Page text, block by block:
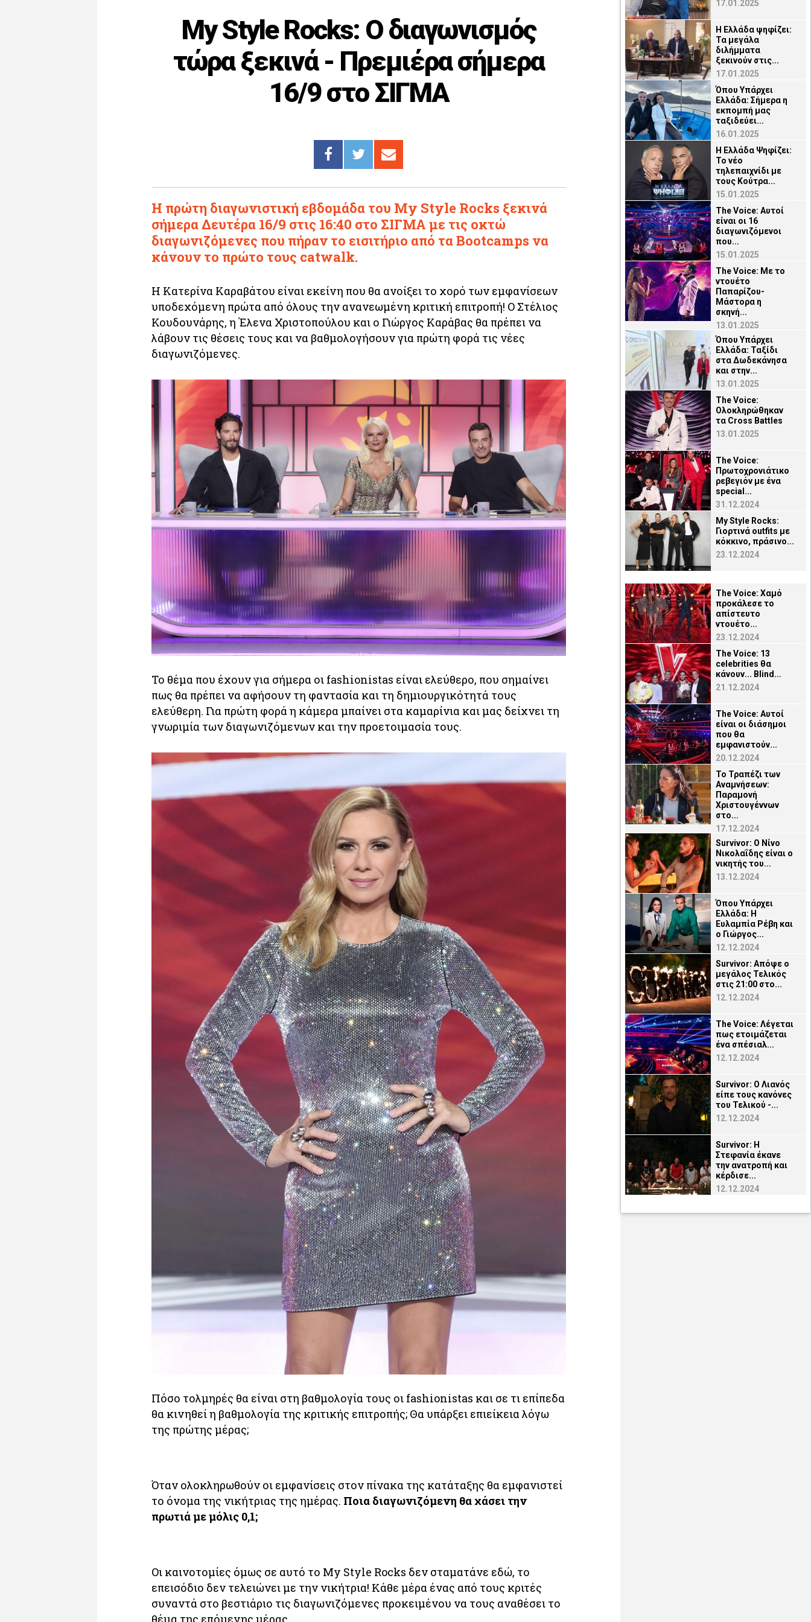
My Style Rocks: Ο διαγωνισμός
τώρα ξεκινά - Πρεμιέρα σήμερα
16/9 στο ΣΙΓΜΑ
Η πρώτη διαγωνιστική εβδομάδα του My Style Rocks ξεκινά
σήμερα Δευτέρα 16/9 στις 16:40 στο ΣΙΓΜΑ με τις οκτώ
διαγωνιζόμενες που πήραν το εισιτήριο από τα Bootcamps να
κάνουν το πρώτο τους catwalk.
Η Κατερίνα Καραβάτου είναι εκείνη που θα ανοίξει το χορό των εμφανίσεων
υποδεχόμενη πρώτα από όλους την ανανεωμένη κριτική επιτροπή! Ο Στέλιος
Κουδουνάρης, η Έλενα Χριστοπούλου και ο Γιώργος Καράβας θα πρέπει να
λάβουν τις θέσεις τους και να βαθμολογήσουν για πρώτη φορά τις νέες
διαγωνιζόμενες.
Το θέμα που έχουν για σήμερα οι fashionistas είναι ελεύθερο, που σημαίνει
πως θα πρέπει να αφήσουν τη φαντασία και τη δημιουργικότητά τους
ελεύθερη. Για πρώτη φορά η κάμερα μπαίνει στα καμαρίνια και μας δείχνει τη
γνωριμία των διαγωνιζόμενων και την προετοιμασία τους.
Πόσο τολμηρές θα είναι στη βαθμολογία τους οι fashionistas και σε τι επίπεδα
θα κινηθεί η βαθμολογία της κριτικής επιτροπής; Θα υπάρξει επιείκεια λόγω
της πρώτης μέρας;
Όταν ολοκληρωθούν οι εμφανίσεις στον πίνακα της κατάταξης θα εμφανιστεί
το όνομα της νικήτριας της ημέρας. Ποια διαγωνιζόμενη θα χάσει την
πρωτιά με μόλις 0,1;
Οι καινοτομίες όμως σε αυτό το My Style Rocks δεν σταματάνε εδώ, το
επεισόδιο δεν τελειώνει με την νικήτρια! Κάθε μέρα ένας από τους κριτές
συναντά στο βεστιάριο τις διαγωνιζόμενες προκειμένου να τους αναθέσει το
θέμα της επόμενης μέρας.
17.01.2025
Η Ελλάδα ψηφίζει:
Τα μεγάλα
διλήμματα
ξεκινούν στις...
17.01.2025
Όπου Υπάρχει
Ελλάδα: Σήμερα η
εκπομπή μας
ταξιδεύει...
16.01.2025
Η Ελλάδα Ψηφίζει:
Το νέο
τηλεπαιχνίδι με
τους Κούτρα...
15.01.2025
The Voice: Αυτοί
είναι οι 16
διαγωνιζόμενοι
που...
15.01.2025
The Voice: Με το
ντουέτο
Παπαρίζου-
Μάστορα η
σκηνή...
13.01.2025
Όπου Υπάρχει
Ελλάδα: Ταξίδι
στα Δωδεκάνησα
και στην...
13.01.2025
The Voice:
Ολοκληρώθηκαν
τα Cross Battles
13.01.2025
The Voice:
Πρωτοχρονιάτικο
ρεβεγιόν με ένα
special...
31.12.2024
My Style Rocks:
Γιορτινά οutfits με
κόκκινο, πράσινο...
23.12.2024
The Voice: Χαμό
προκάλεσε το
απίστευτο
ντουέτο...
23.12.2024
The Voice: 13
celebrities θα
κάνουν... Blind...
21.12.2024
The Voice: Αυτοί
είναι οι διάσημοι
που θα
εμφανιστούν...
20.12.2024
Το Τραπέζι των
Αναμνήσεων:
Παραμονή
Χριστουγέννων
στο...
17.12.2024
Survivor: O Νίνο
Νικολαΐδης είναι ο
νικητής του...
13.12.2024
Όπου Υπάρχει
Ελλάδα: Η
Ευλαμπία Ρέβη και
ο Γιώργος...
12.12.2024
Survivor: Απόψε ο
μεγάλος Τελικός
στις 21:00 στο...
12.12.2024
The Voice: Λέγεται
πως ετοιμάζεται
ένα σπέσιαλ...
12.12.2024
Survivor: Ο Λιανός
είπε τους κανόνες
του Τελικού -...
12.12.2024
Survivor: Η
Στεφανία έκανε
την ανατροπή και
κέρδισε...
12.12.2024